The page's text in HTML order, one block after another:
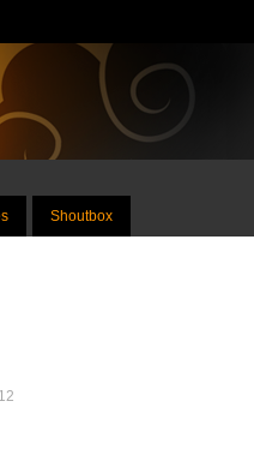
Shoutbox